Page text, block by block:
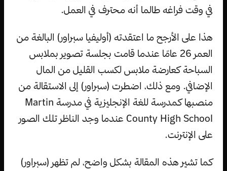
في وقت فراغه طالما أنه محترف في العمل.
هذا على الأرجح ما اعتقدته (أوليفيا سبراور) البالغة من
العمر 26 عامًا عندما قامت بجلسة تصوير بملابس
السباحة كعارضة ملابس لكسب القليل من المال
الإضافي. ومع ذلك، اضطرت (سبراور) إلى الاستقالة من
منصبها كمدرسة للغة الإنجليزية في مدرسة Martin
County High School عندما وجد الناظر تلك الصور
على الإنترنت.
كما تشير هذه المقالة بشكل واضح، لم تظهر (سبراور)